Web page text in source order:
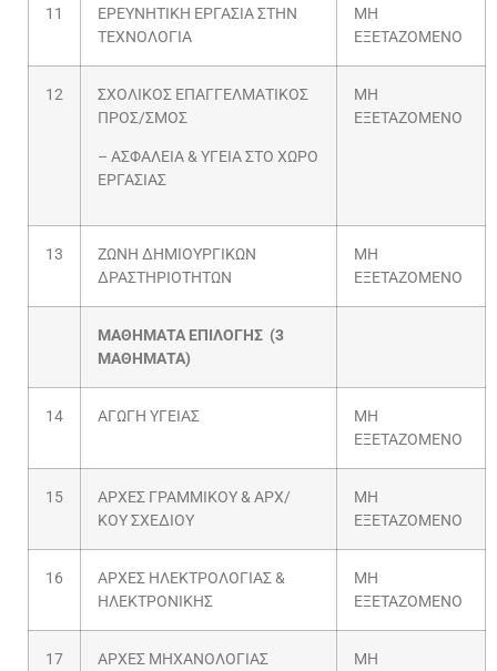
11
ΕΡΕΥΝΗΤΙΚΗ ΕΡΓΑΣΙΑ ΣΤΗΝ
ΤΕΧΝΟΛΟΓΙΑ
ΜΗ
ΕΞΕΤΑΖΟΜΕΝΟ
12
ΣΧΟΛΙΚΟΣ ΕΠΑΓΓΕΛΜΑΤΙΚΟΣ
ΠΡΟΣ/ΣΜΟΣ
– ΑΣΦΑΛΕΙΑ & ΥΓΕΙΑ ΣΤΟ ΧΩΡΟ
ΕΡΓΑΣΙΑΣ
ΜΗ
ΕΞΕΤΑΖΟΜΕΝΟ
13
ΖΩΝΗ ΔΗΜΙΟΥΡΓΙΚΩΝ
ΔΡΑΣΤΗΡΙΟΤΗΤΩΝ
ΜΗ
ΕΞΕΤΑΖΟΜΕΝΟ
ΜΑΘΗΜΑΤΑ ΕΠΙΛΟΓΗΣ (3
ΜΑΘΗΜΑΤΑ)
14 ΑΓΩΓΗ ΥΓΕΙΑΣ
ΜΗ
ΕΞΕΤΑΖΟΜΕΝΟ
15
ΑΡΧΕΣ ΓΡΑΜΜΙΚΟΥ & ΑΡΧ/
ΚΟΥ ΣΧΕΔΙΟΥ
ΜΗ
ΕΞΕΤΑΖΟΜΕΝΟ
16
ΑΡΧΕΣ ΗΛΕΚΤΡΟΛΟΓΙΑΣ &
ΗΛΕΚΤΡΟΝΙΚΗΣ
ΜΗ
ΕΞΕΤΑΖΟΜΕΝΟ
17 ΑΡΧΕΣ ΜΗΧΑΝΟΛΟΓΙΑΣ
ΜΗ